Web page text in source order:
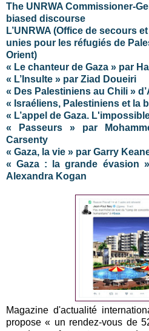
The UNRWA Commissioner-
biased discourse
L’UNRWA (Office de secours
unies pour les réfugiés de
Orient)
« Le chanteur de Gaza » par
« L’Insulte » par Ziad Doueiri
« Des Palestiniens au Chili »
« Israéliens, Palestiniens et la
« L’appel de Gaza.
« Passeurs » par
Carsenty
« Gaza, la vie » par Garry
« Gaza : la grande évasion
Alexandra Kogan
Magazine d'actualité
propose « un rendez-vous de